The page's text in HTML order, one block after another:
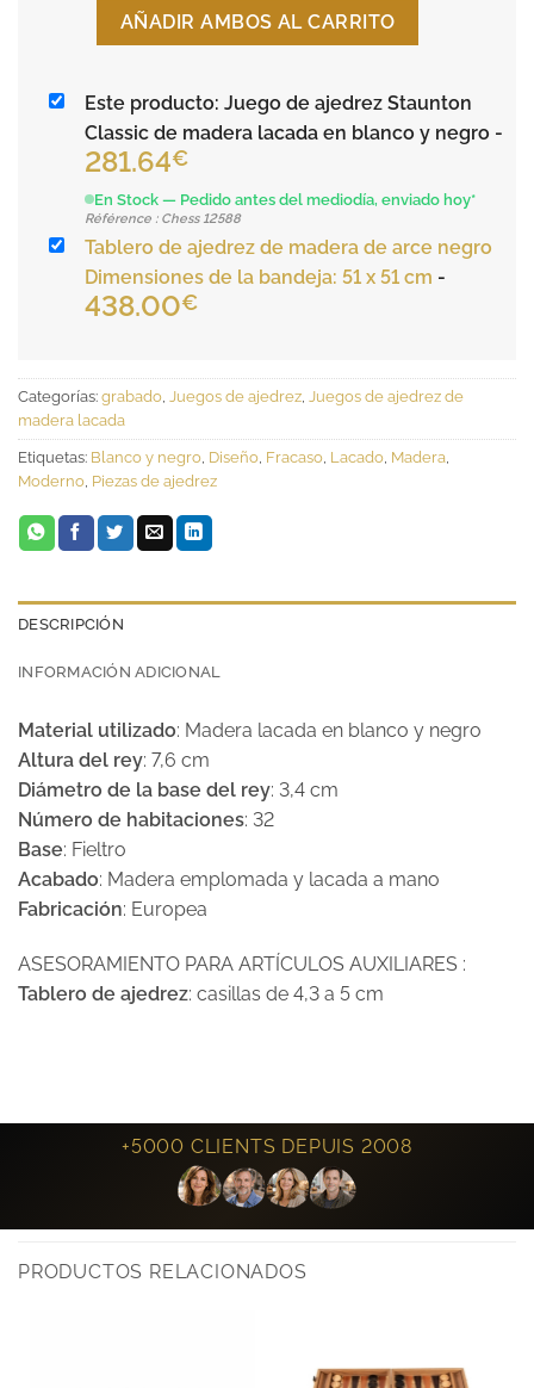
precio
original
719.64€.
AÑADIR AMBOS AL CARRITO
Este producto: Juego de ajedrez Staunton
Classic de madera lacada en blanco y negro -
281.64€
En Stock — Pedido antes del mediodía, enviado hoy*
Référence : Chess 12588
Tablero de ajedrez de madera de arce negro
Dimensiones de la bandeja: 51 x 51 cm -
438.00€
Categorías: grabado Juegos de ajedrez Juegos de ajedrez de
madera lacada
Etiquetas: Blanco y negro Diseño Fracaso Lacado Madera
Moderno Piezas de ajedrez
DESCRIPCIÓN
INFORMACIÓN ADICIONAL
Material utilizado: Madera lacada en blanco y negro
Altura del rey: 7,6 cm
Diámetro de la base del rey: 3,4 cm
Número de habitaciones: 32
Base: Fieltro
Acabado: Madera emplomada y lacada a mano
Fabricación: Europea
ASESORAMIENTO PARA ARTÍCULOS AUXILIARES :
Tablero de ajedrez: casillas de 4,3 a 5 cm
+5000 CLIENTS DEPUIS 2008
PRODUCTOS RELACIONADOS